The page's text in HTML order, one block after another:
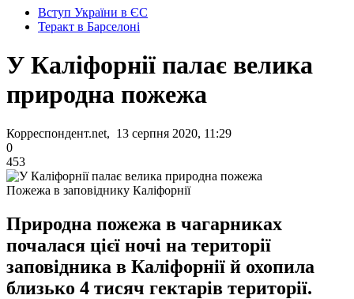
Вступ України в ЄС
Теракт в Барселоні
У Каліфорнії палає велика
природна пожежа
Корреспондент.net, 13 серпня 2020, 11:29
0
453
Пожежа в заповіднику Каліфорнії
Природна пожежа в чагарниках
почалася цієї ночі на території
заповідника в Каліфорнії й охопила
близько 4 тисяч гектарів території.